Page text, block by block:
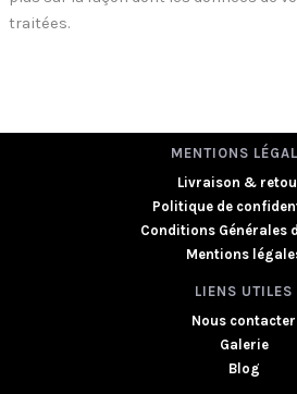
traitées.
MENTIONS
Livraison &
Politique de
Conditions Générales
Mentions
LIENS UTILES
Nous contacter
Galerie
Blog